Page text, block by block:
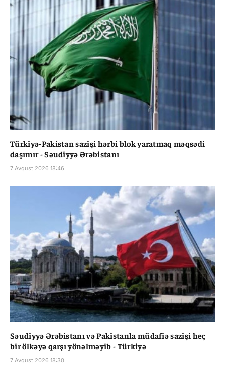
Türkiyə-Pakistan sazişi hərbi blok yaratmaq məqsədi
daşımır - Səudiyyə Ərəbistanı
7 Avqust 2026 18:46
Səudiyyə Ərəbistanı və Pakistanla müdafiə sazişi heç
bir ölkəyə qarşı yönəlməyib - Türkiyə
7 Avqust 2026 18:30